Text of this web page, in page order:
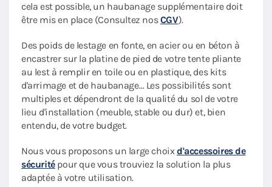
cela est possible, un haubanage supplémentaire doit
être mis en place (Consultez nosCGV).
Des poids de lestage en fonte, en acier ou en béton à
encastrer sur la platine de pied de votre tente pliante
au lest à remplir en toile ou en plastique, des kits
d'arrimage et de haubanage… Les possibilités sont
multiples et dépendront de la qualité du sol de votre
lieu d'installation (meuble, stable ou dur) et, bien
entendu, de votre budget.
Nous vous proposons un large choixd'accessoires de
sécuritépour que vous trouviez la solution la plus
adaptée à votre utilisation.